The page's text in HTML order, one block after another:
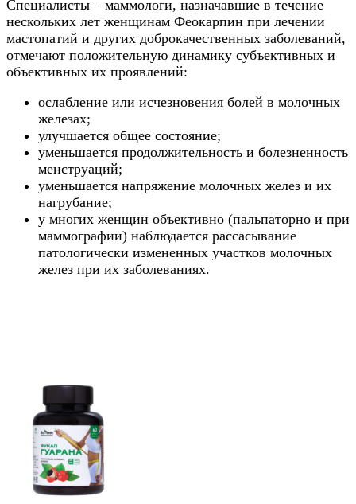
Специалисты – маммологи, назначавшие в течение
нескольких лет женщинам Феокарпин при лечении
мастопатий и других доброкачественных заболеваний,
отмечают положительную динамику субъективных и
объективных их проявлений:
ослабление или исчезновения болей в молочных
железах;
улучшается общее состояние;
уменьшается продолжительность и болезненность
менструаций;
уменьшается напряжение молочных желез и их
нагрубание;
у многих женщин объективно (пальпаторно и при
маммографии) наблюдается рассасывание
патологически измененных участков молочных
желез при их заболеваниях.